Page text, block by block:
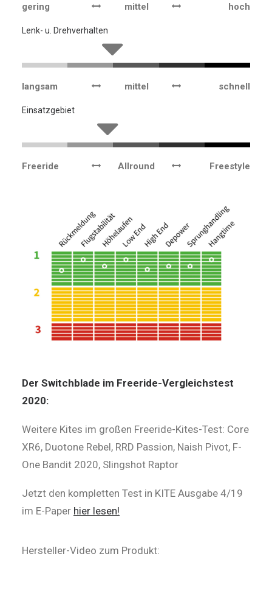
gering mittel hoch
Lenk- u. Drehverhalten
langsam mittel schnell
Einsatzgebiet
Freeride Allround Freestyle
Der Switchblade im Freeride-Vergleichstest
2020:
Weitere Kites im großen Freeride-Kites-Test: Core
XR6, Duotone Rebel, RRD Passion, Naish Pivot, F-
One Bandit 2020, Slingshot Raptor
Jetzt den kompletten Test in KITE Ausgabe 4/19
im E-Paper hier lesen!
Hersteller-Video zum Produkt: